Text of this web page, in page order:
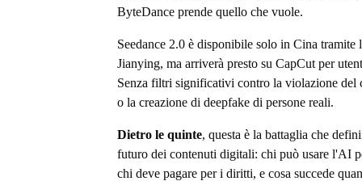
ByteDance prende quello che vuole.
Seedance 2.0 è disponibile solo in Cina tramite
Jianying, ma arriverà presto su CapCut per
Senza filtri significativi contro la violazione del
o la creazione di deepfake di persone reali.
Dietro le quinte, questa è la battaglia che
futuro dei contenuti digitali: chi può usare l'AI
chi deve pagare per i diritti, e cosa succede